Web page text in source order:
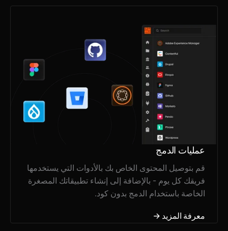
عمليات الدمج
قم بتوصيل المحتوى الخاص بك بالأدوات التي يستخدمها
فريقك كل يوم - بالإضافة إلى إنشاء تطبيقاتك المصغرة
الخاصة باستخدام الدمج بدون كود.
معرفة المزيد →